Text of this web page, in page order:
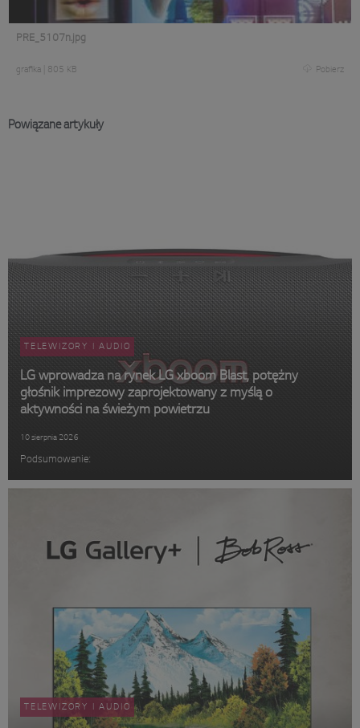
PRE_5107n.jpg
grafika 805 KB Pobierz
Powiązane artykuły
TELEWIZORY I AUDIO
LG wprowadza na rynek LG xboom Blast, potężny
głośnik imprezowy zaprojektowany z myślą o
aktywności na świeżym powietrzu
10 sierpnia 2026
Podsumowanie:
TELEWIZORY I AUDIO